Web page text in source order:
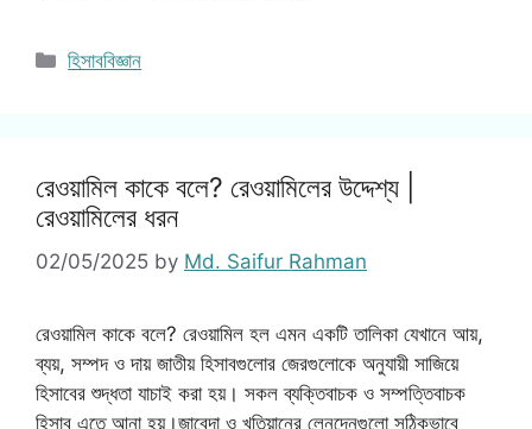
Categories
হিসাববিজ্ঞান
রেওয়ামিল কাকে বলে? রেওয়ামিলের উদ্দেশ্য |
রেওয়ামিলের ধরন
02/05/2025 by Md. Saifur Rahman
রেওয়ামিল কাকে বলে? রেওয়ামিল হল এমন একটি তালিকা যেখানে আয়,
ব্যয়, সম্পদ ও দায় জাতীয় হিসাবগুলোর জেরগুলোকে অনুযায়ী সাজিয়ে
হিসাবের শুদ্ধতা যাচাই করা হয়। সকল ব্যক্তিবাচক ও সম্পত্তিবাচক
হিসাব এতে আনা হয়।জাবেদা ও খতিয়ানের লেনদেনগুলো সঠিকভাবে